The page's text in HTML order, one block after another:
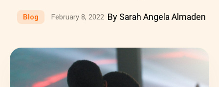
Blog February 8, 2022 By Sarah Angela Almaden